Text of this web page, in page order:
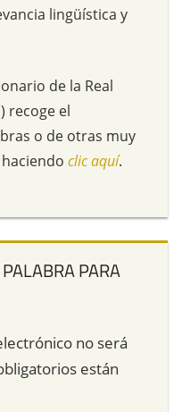
lingüística y
de la Real
recoge el
o de otras muy
clic aquí.
PARA
no será
están